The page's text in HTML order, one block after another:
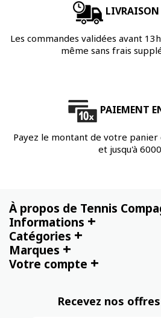
LIVRAISON
Les commandes validées avant
même sans frais
PAIEMENT
Payez le montant de votre panier
et jusqu'à
À propos de Tennis
Informations +
Catégories +
Marques +
Votre compte +
Recevez nos